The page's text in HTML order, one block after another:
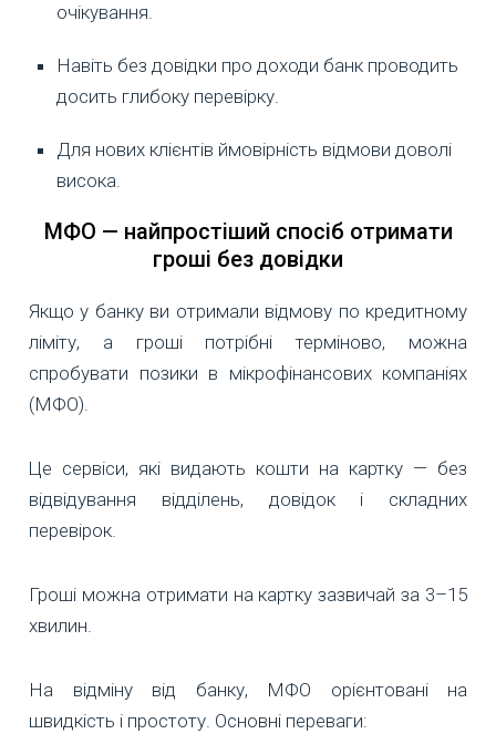
очікування.
Навіть без довідки про доходи банк проводить
досить глибоку перевірку.
Для нових клієнтів ймовірність відмови доволі
висока.
МФО — найпростіший спосіб отримати
гроші без довідки
Якщо у банку ви отримали відмову по кредитному
ліміту, а гроші потрібні терміново, можна
спробувати позики в мікрофінансових компаніях
(МФО).
Це сервіси, які видають кошти на картку — без
відвідування відділень, довідок і складних
перевірок.
Гроші можна отримати на картку зазвичай за 3–15
хвилин.
На відміну від банку, МФО орієнтовані на
швидкість і простоту. Основні переваги: